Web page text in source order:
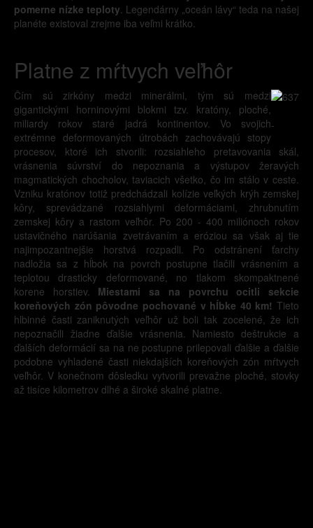
pomerne nízke teploty. Legendárny „oceán lávy“ teda na našej
planéte existoval zrejme iba veľmi krátko.
Platne z mŕtvych veľhôr
-
Čím sú zirkóny medzi minerálmi, tým sú medzi
gigantickými horninovými blokmi tzv. kratóny, ploché,
miliardy rokov staré jadrá kontinentov. Vo svojich
extrémne deformovaných útrobách zachovávajú stopy
procesov, ktoré ich stvorili: rozsiahleho pretavovania skál,
vrásnenia súvrství do nepoznania a výstupov žeravých
magmatických chocholov, taviacich všetko, čo im stálo v ceste.
Vzniku kratónov totiž predchádzali kolízie veľkých krýh zemskej
kôry, sprevádzané rozsiahlymi deformáciami, zhrubnutím
zemskej kôry a rastom veľhôr. Po 200 - 400 miliónoch rokov
ustavičného narúšania zvetrávaním a eróziou sa však aj tie
najimpozantnejšie horstvá rozpadli. Po odstránení ťarchy
nadložia sa z hĺbok na povrch postupne tlačili vrásnením a
teplotou drasticky deformované, no tlakom skompaktnené
korene horstiev. Miestami sa na povrchu ocitli sekcie
koreňových zón pôvodne pochované v hĺbke 40 km! Tieto
hlbinné časti zaniknutých veľhôr už boli tak zocelené, že ich
nepoznačili žiadne ďalšie vrásnenia. Namiesto deštrukcie a
ďalších deformácií sa na ne postupne prilepovali ďalšie a ďalšie
podobne vyhladené časti niekdajších koreňových zón mŕtvych
veľhôr. V konečnom dôsledku vytvorili prevažne ploché, stovky
až tisíce kilometrov dlhé a široké skalné platne.